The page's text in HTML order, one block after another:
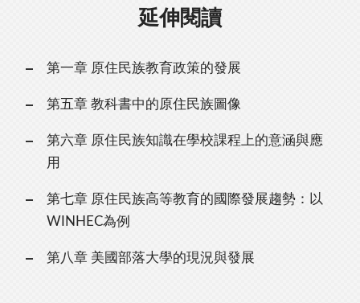
延伸閱讀
第一章 原住民族教育政策的發展
第五章 教科書中的原住民族圖像
第六章 原住民族知識在學校課程上的意涵與應
用
第七章 原住民族高等教育的國際發展趨勢：以
WINHEC為例
第八章 美國部落大學的現況與發展